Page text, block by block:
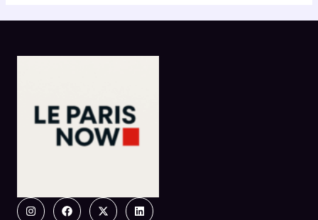
InstagramFacebook
X-
twitter
Linkedin